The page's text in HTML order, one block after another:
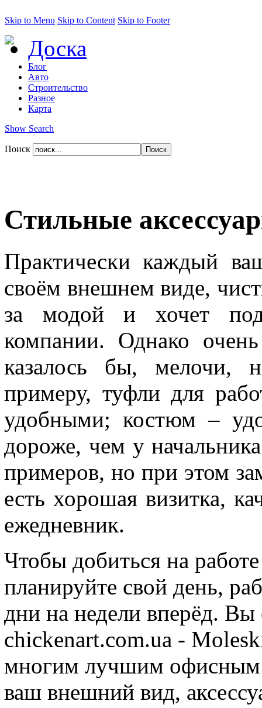
Skip to Menu Skip to Content Skip to Footer
Доска
Блог
Авто
Строительство
Разное
Карта
Show Search
Поиск
Стильные
Практически каждый
своём внешнем виде,
за модой и хочет
компании. Однако
казалось бы, мелочи,
примеру, туфли для
удобными; костюм –
дороже, чем у
примеров, но при этом
есть хорошая визитка,
ежедневник.
Чтобы добиться на
планируйте свой день,
дни на недели вперёд.
chickenart.com.ua -
многим лучшим офисным
ваш внешний вид,